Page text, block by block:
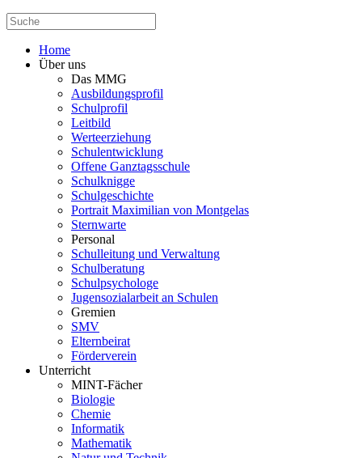
Home
Über uns
Das MMG
Ausbildungsprofil
Schulprofil
Leitbild
Werteerziehung
Schulentwicklung
Offene Ganztagsschule
Schulknigge
Schulgeschichte
Portrait Maximilian von Montgelas
Sternwarte
Personal
Schulleitung und Verwaltung
Schulberatung
Schulpsychologe
Jugensozialarbeit an Schulen
Gremien
SMV
Elternbeirat
Förderverein
Unterricht
MINT-Fächer
Biologie
Chemie
Informatik
Mathematik